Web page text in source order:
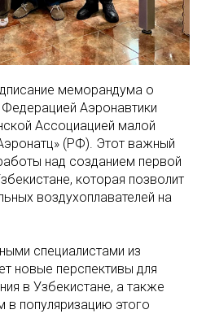
меморандума о
Аэронавтики
Ассоциацией малой
(РФ). Этот важный
над созданием первой
которая позволит
воздухоплавателей на
специалистами из
новые перспективы для
в Узбекистане, а также
популяризацию этого